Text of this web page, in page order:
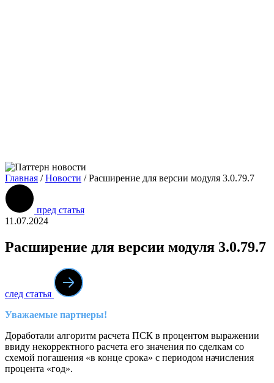
Главная /Новости /Расширение для версии модуля 3.0.79.7
пред статья
11.07.2024
Расширение для версии модуля 3.0.79.7
след статья
Уважаемые партнеры!
Доработали алгоритм расчета ПСК в процентом выражении
ввиду некорректного расчета его значения по сделкам со
схемой погашения «в конце срока» с периодом начисления
процента «год».